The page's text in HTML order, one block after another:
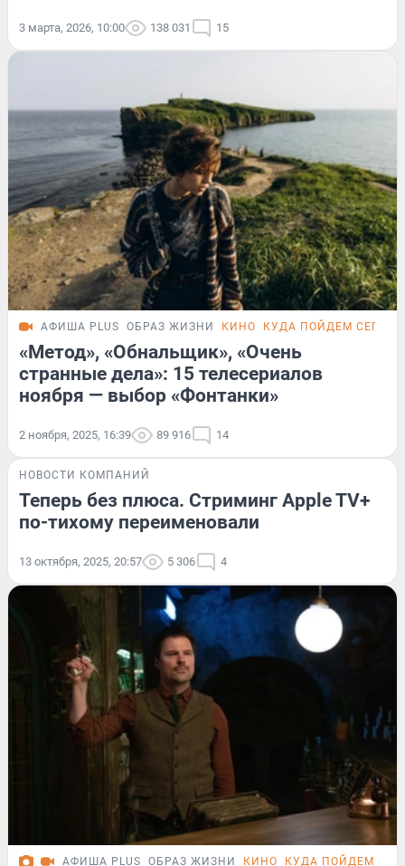
3 марта, 2026, 10:00 138 031 15
АФИША PLUS ОБРАЗ ЖИЗНИ КИНО КУДА ПОЙДЕМ
«Метод», «Обнальщик», «Очень
странные дела»: 15 телесериалов
ноября — выбор «Фонтанки»
2 ноября, 2025, 16:39 89 916 14
НОВОСТИ КОМПАНИЙ
Теперь без плюса. Стриминг Apple TV+
по-тихому переименовали
13 октября, 2025, 20:57 5 306 4
АФИША PLUS ОБРАЗ ЖИЗНИ КИНО КУДА ПОЙДЕМ